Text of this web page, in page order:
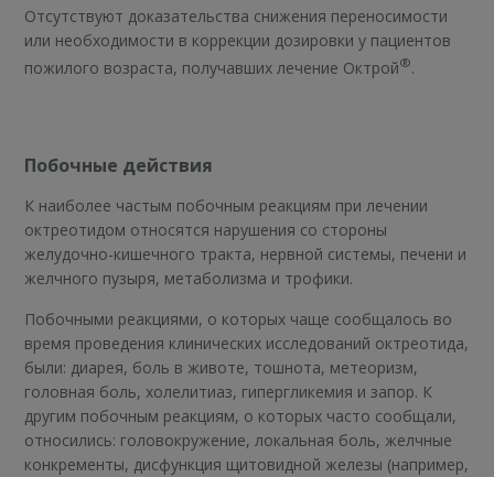
Отсутствуют доказательства снижения переносимости
или необходимости в коррекции дозировки у пациентов
пожилого возраста, получавших лечение Октрой®.
Побочные действия
К наиболее частым побочным реакциям при лечении
октреотидом относятся нарушения со стороны
желудочно-кишечного тракта, нервной системы, печени и
желчного пузыря, метаболизма и трофики.
Побочными реакциями, о которых чаще сообщалось во
время проведения клинических исследований октреотида,
были: диарея, боль в животе, тошнота, метеоризм,
головная боль, холелитиаз, гипергликемия и запор. К
другим побочным реакциям, о которых часто сообщали,
относились: головокружение, локальная боль, желчные
конкременты, дисфункция щитовидной железы (например,